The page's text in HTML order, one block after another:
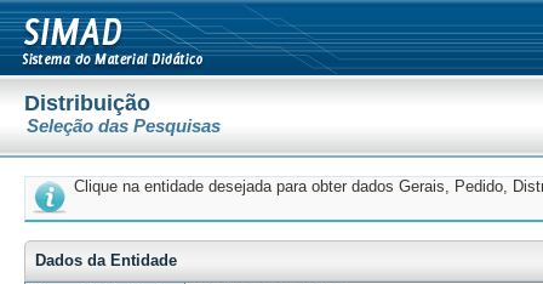
Distribuição
Seleção das Pesquisas
Clique na entidade desejada para obter dados Gerais, Pedido,
Dados da Entidade